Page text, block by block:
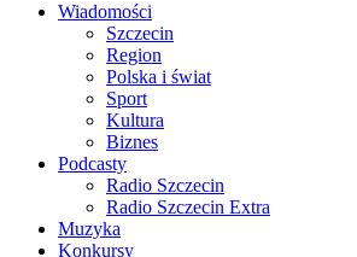
Wiadomości
Szczecin
Region
Polska i świat
Sport
Kultura
Biznes
Podcasty
Radio Szczecin
Radio Szczecin Extra
Muzyka
Konkursy